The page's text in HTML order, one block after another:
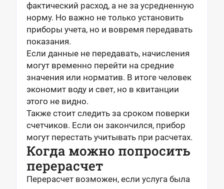
фактический расход, а не за усредненную
норму. Но важно не только установить
приборы учета, но и вовремя передавать
показания.
Если данные не передавать, начисления
могут временно перейти на средние
значения или норматив. В итоге человек
экономит воду и свет, но в квитанции
этого не видно.
Также стоит следить за сроком поверки
счетчиков. Если он закончился, прибор
могут перестать учитывать при расчетах.
Когда можно попросить
перерасчет
Перерасчет возможен, если услуга была